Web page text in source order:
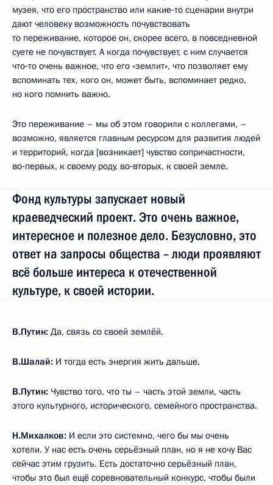
музея, что его пространство или какие‑то сценарии внутри
дают человеку возможность почувствовать
то переживание, которое он, скорее всего, в повседневной
суете не почувствует. А когда почувствует, с ним случается
что‑то очень важное, что его «землит», что позволяет ему
вспоминать тех, кого он, может быть, вспоминает редко,
но кого помнить важно.
Это переживание – мы об этом говорили с коллегами, –
возможно, является главным ресурсом для развития людей
и территорий, когда [возникает] чувство сопричастности,
во‑первых, к своему роду, во‑вторых, к своей земле.
Фонд культуры запускает новый
краеведческий проект. Это очень важное,
интересное и полезное дело. Безусловно, это
ответ на запросы общества – люди проявляют
всё больше интереса к отечественной
культуре, к своей истории.
В.Путин: Да, связь со своей землёй.
В.Шалай: И тогда есть энергия жить дальше.
В.Путин: Чувство того, что ты – часть этой земли, часть
этого культурного, исторического, семейного пространства.
Н.Михалков: И если это системно, чего бы мы очень
хотели. У нас есть очень серьёзный план, но я не хочу Вас
сейчас этим грузить. Есть достаточно серьёзный план,
чтобы это был ещё соревновательный конкурс, чтобы были